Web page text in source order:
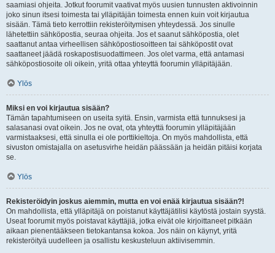
saamiasi ohjeita. Jotkut foorumit vaativat myös uusien tunnusten aktivoinnin
joko sinun itsesi toimesta tai ylläpitäjän toimesta ennen kuin voit kirjautua
sisään. Tämä tieto kerrottiin rekisteröitymisen yhteydessä. Jos sinulle
lähetettiin sähköpostia, seuraa ohjeita. Jos et saanut sähköpostia, olet
saattanut antaa virheellisen sähköpostiosoitteen tai sähköpostit ovat
saattaneet jäädä roskapostisuodattimeen. Jos olet varma, että antamasi
sähköpostiosoite oli oikein, yritä ottaa yhteyttä foorumin ylläpitäjään.
Ylös
Miksi en voi kirjautua sisään?
Tämän tapahtumiseen on useita syitä. Ensin, varmista että tunnuksesi ja
salasanasi ovat oikein. Jos ne ovat, ota yhteyttä foorumin ylläpitäjään
varmistaaksesi, että sinulla ei ole porttikieltoja. On myös mahdollista, että
sivuston omistajalla on asetusvirhe heidän päässään ja heidän pitäisi korjata
se.
Ylös
Rekisteröidyin joskus aiemmin, mutta en voi enää kirjautua sisään?!
On mahdollista, että ylläpitäjä on poistanut käyttäjätilisi käytöstä jostain syystä.
Useat foorumit myös poistavat käyttäjiä, jotka eivät ole kirjoittaneet pitkään
aikaan pienentääkseen tietokantansa kokoa. Jos näin on käynyt, yritä
rekisteröityä uudelleen ja osallistu keskusteluun aktiivisemmin.